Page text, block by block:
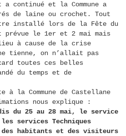
continué et la Commune a
de laine ou crochet. Tout
installé lors de la Fête du
prévue le 1er et 2 mai mais
à cause de la crise
tienne, on n’allait pas
toutes ces belles
du temps et de
la Commune de Castellane
nous explique :
du 25 au 28 mai, le service
services Techniques
des habitants et des visiteurs